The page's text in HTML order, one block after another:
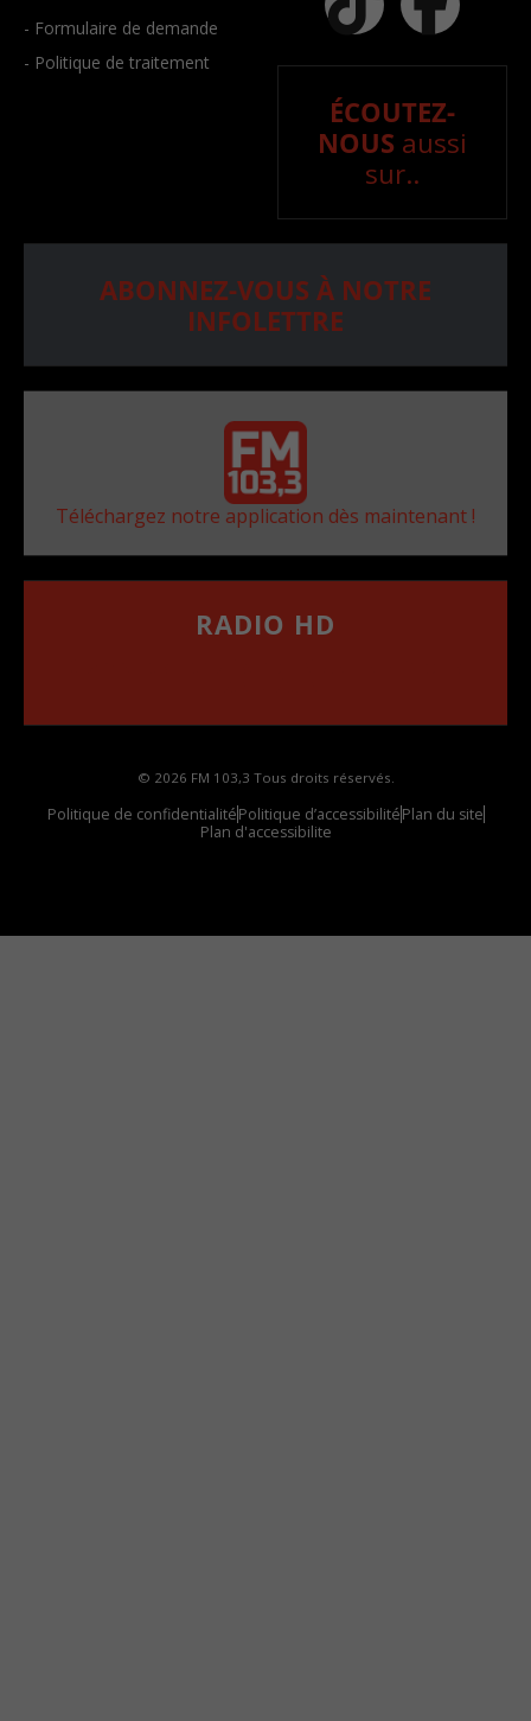
- Formulaire de demande
- Politique de traitement
ÉCOUTEZ-
NOUS aussi
sur..
ABONNEZ-VOUS À NOTRE
INFOLETTRE
Téléchargez notre application dès maintenant !
RADIO HD
© 2026 FM 103,3 Tous droits réservés.
Politique de confidentialitéPolitique d’accessibilitéPlan du site
Plan d'accessibilite